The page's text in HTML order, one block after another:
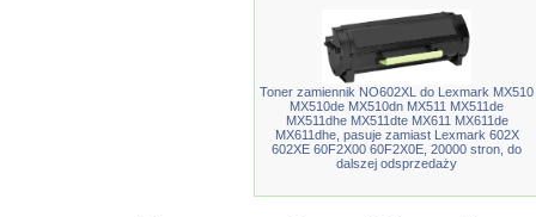
Toner zamiennik NO602XL do Lexmark MX510
MX510de MX510dn MX511 MX511de
MX511dhe MX511dte MX611 MX611de
MX611dhe, pasuje zamiast Lexmark 602X
602XE 60F2X00 60F2X0E, 20000 stron, do
dalszej odsprzedaży